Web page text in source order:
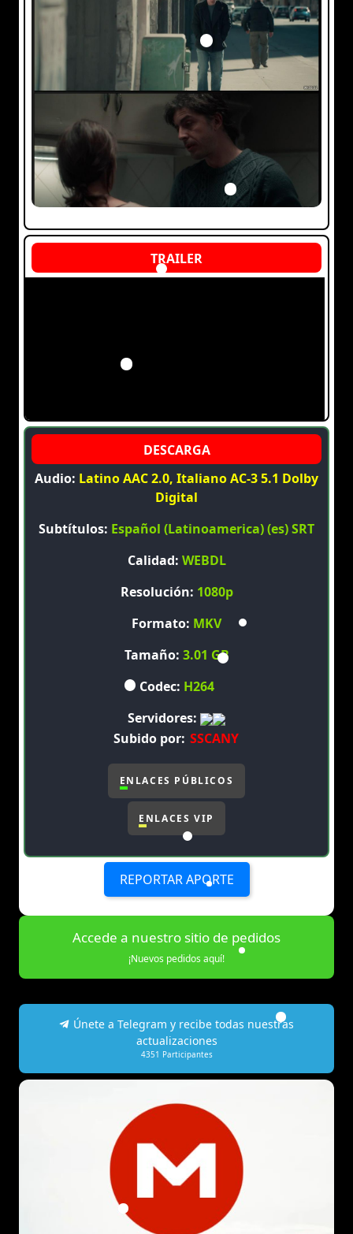
Audio: Latino AAC 2.0, Italiano AC-3 5.1 Dolby
Digital
Subtítulos: Español (Latinoamerica) (es) SRT
Calidad: WEBDL
Resolución: 1080p
Formato: MKV
Tamaño: 3.01 GB
Codec: H264
Servidores:
Subido por: SSCANY
ENLACES PÚBLICOS
ENLACES VIP
REPORTAR APORTE
Accede a nuestro sitio de pedidos
¡Nuevos pedidos aquí!
Únete a Telegram y recibe todas nuestras
actualizaciones
4351 Participantes